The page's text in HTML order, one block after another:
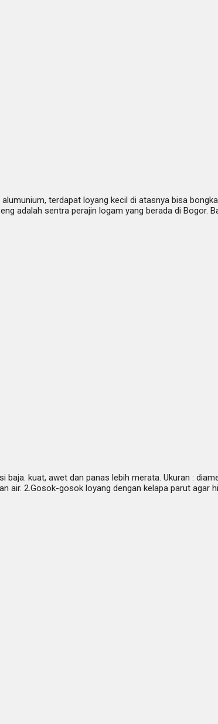
terdapat loyang kecil di atasnya bisa
adalah sentra perajin logam yang berada di Bogor.
baja. kuat, awet dan panas lebih merata. Ukuran :
air. 2.Gosok-gosok loyang dengan kelapa parut agar